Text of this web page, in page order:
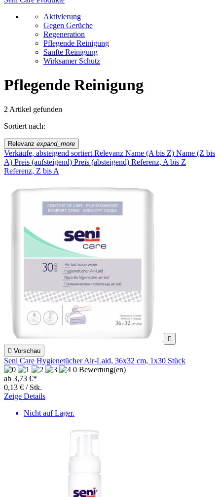
Aktivierung
Gegen Gerüche
Regeneration
Pflegende Reinigung
Sanfte Reinigung
Wirksamer Schutz
Pflegende Reinigung
2 Artikel gefunden
Sortiert nach:
Relevanz expand_more
Verkäufe, absteigend sortiert Relevanz Name (A bis Z) Name (Z bis
A) Preis (aufsteigend) Preis (absteigend) Referenz, A bis Z
Referenz, Z bis A

 Vorschau
Seni Care Hygienetücher Air-Laid, 36x32 cm, 1x30 Stück
0 Bewertung(en)
ab 3,73 €*
0,13 € / Stk.
Zeige Details
Nicht auf Lager.